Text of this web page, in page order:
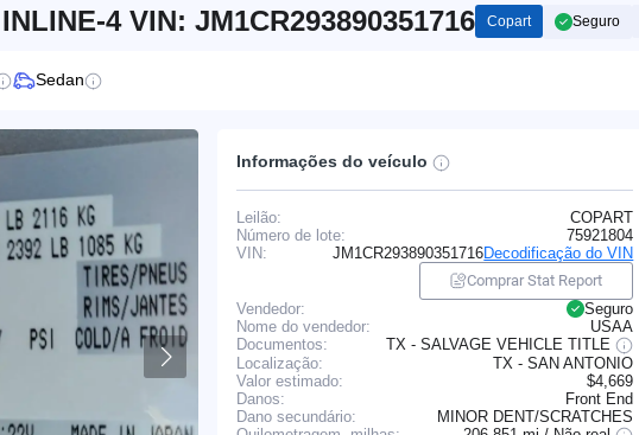
4 VIN: JM1CR293890351716 Copart Seguro
Sedan
Informações do veículo
Leilão:
COPART
Número de lote:
75921804
VIN:
JM1CR293890351716Decodificação do VIN
Comprar Stat Report
Vendedor:
Seguro
Nome do vendedor:
USAA
Documentos:
TX - SALVAGE VEHICLE TITLE
Localização:
TX - SAN ANTONIO
Valor estimado:
$4,669
Danos:
Front End
Dano secundário:
MINOR DENT/SCRATCHES